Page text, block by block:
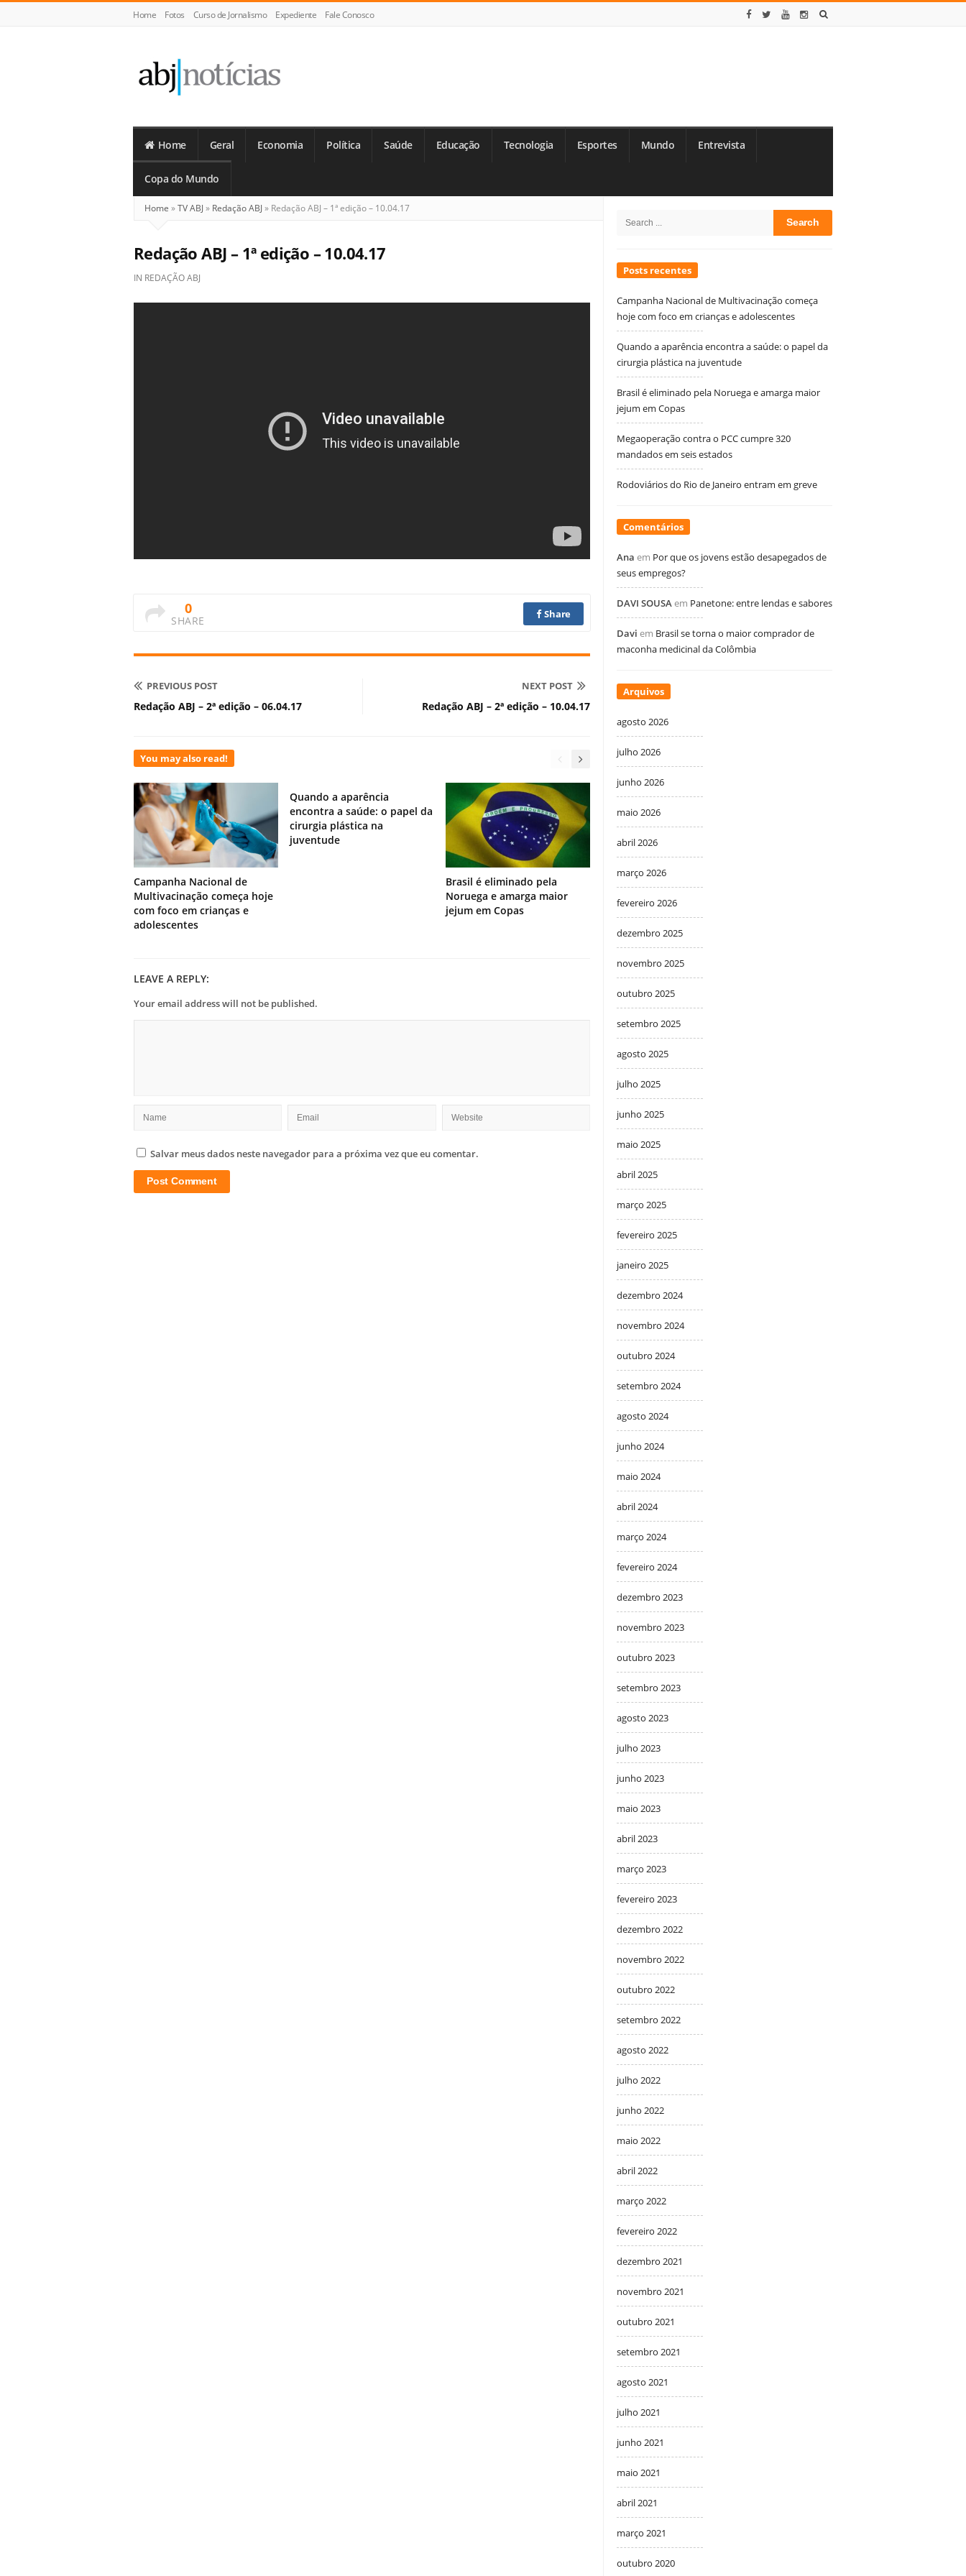
Home Fotos Curso de Jornalismo Expediente Fale Conosco
Notícias
Home Geral Economia Política Saúde Educação Tecnologia Esportes Mundo Entrevista
Copa do Mundo
Home »TV ABJ » Redação ABJ » Redação ABJ – 1ª edição – 10.04.17
Redação ABJ – 1ª edição – 10.04.17
IN REDAÇÃO ABJ
0
SHARE
Share
PREVIOUS POST
Redação ABJ – 2ª edição – 06.04.17
NEXT POST
Redação ABJ – 2ª edição – 10.04.17
You may also read!
Campanha Nacional de
Multivacinação começa hoje
com foco em crianças e
adolescentes
Quando a aparência
encontra a saúde: o papel da
cirurgia plástica na
juventude
Brasil é eliminado pela
Noruega e amarga maior
jejum em Copas
LEAVE A REPLY:
Your email address will not be published.
Salvar meus dados neste navegador para a próxima vez que eu comentar.
Sidebar
Search
Posts recentes
Campanha Nacional de Multivacinação começa
hoje com foco em crianças e adolescentes
Quando a aparência encontra a saúde: o papel da
cirurgia plástica na juventude
Brasil é eliminado pela Noruega e amarga maior
jejum em Copas
Megaoperação contra o PCC cumpre 320
mandados em seis estados
Rodoviários do Rio de Janeiro entram em greve
Comentários
Ana em Por que os jovens estão desapegados de
seus empregos?
DAVI SOUSAem Panetone: entre lendas e sabores
Davi em Brasil se torna o maior comprador de
maconha medicinal da Colômbia
Arquivos
agosto 2026
julho 2026
junho 2026
maio 2026
abril 2026
março 2026
fevereiro 2026
dezembro 2025
novembro 2025
outubro 2025
setembro 2025
agosto 2025
julho 2025
junho 2025
maio 2025
abril 2025
março 2025
fevereiro 2025
janeiro 2025
dezembro 2024
novembro 2024
outubro 2024
setembro 2024
agosto 2024
junho 2024
maio 2024
abril 2024
março 2024
fevereiro 2024
dezembro 2023
novembro 2023
outubro 2023
setembro 2023
agosto 2023
julho 2023
junho 2023
maio 2023
abril 2023
março 2023
fevereiro 2023
dezembro 2022
novembro 2022
outubro 2022
setembro 2022
agosto 2022
julho 2022
junho 2022
maio 2022
abril 2022
março 2022
fevereiro 2022
dezembro 2021
novembro 2021
outubro 2021
setembro 2021
agosto 2021
julho 2021
junho 2021
maio 2021
abril 2021
março 2021
outubro 2020